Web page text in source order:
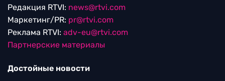
Редакция RTVI: news@rtvi.com
Маркетинг/PR: pr@rtvi.com
Реклама RTVI: adv-eu@rtvi.com
Партнерские материалы
Достойные новости